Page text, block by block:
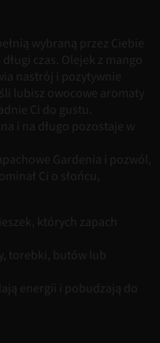
wybraną przez Ciebie
czas. Olejek z mango
nastrój i pozytywnie
lubisz owocowe aromaty
Ci do gustu.
i na długo pozostaje w
Gardenia i pozwól,
Ci o słońcu,
których zapach
torebki, butów lub
energii i pobudzają do